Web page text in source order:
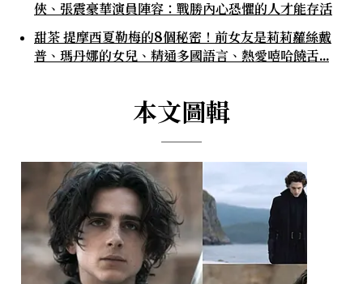
俠、張震豪華演員陣容：戰勝內心恐懼的人才能存活
甜茶 提摩西夏勒梅的8個秘密！前女友是莉莉蘿絲戴
普、瑪丹娜的女兒、精通多國語言、熱愛嘻哈饒舌...
本文圖輯